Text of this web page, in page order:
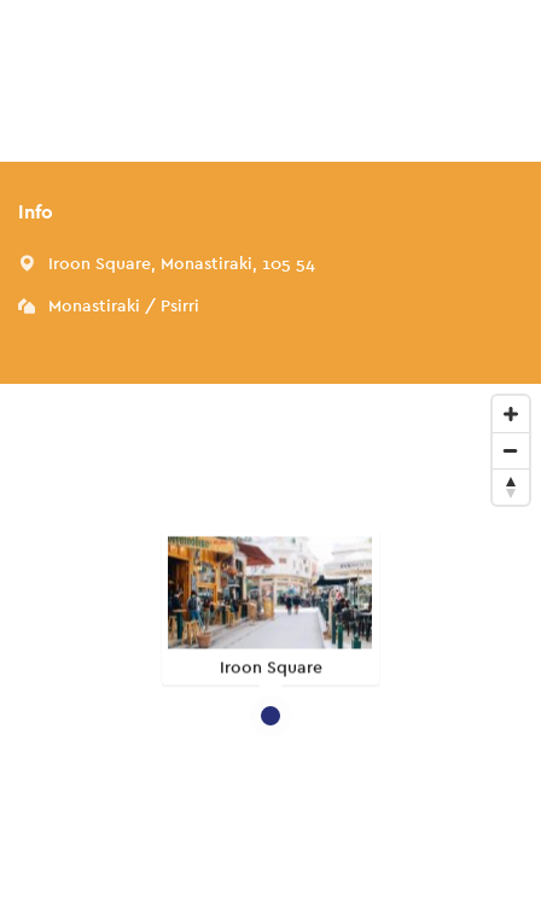
Info
Iroon Square, Monastiraki, 105 54
Monastiraki / Psirri
Iroon Square